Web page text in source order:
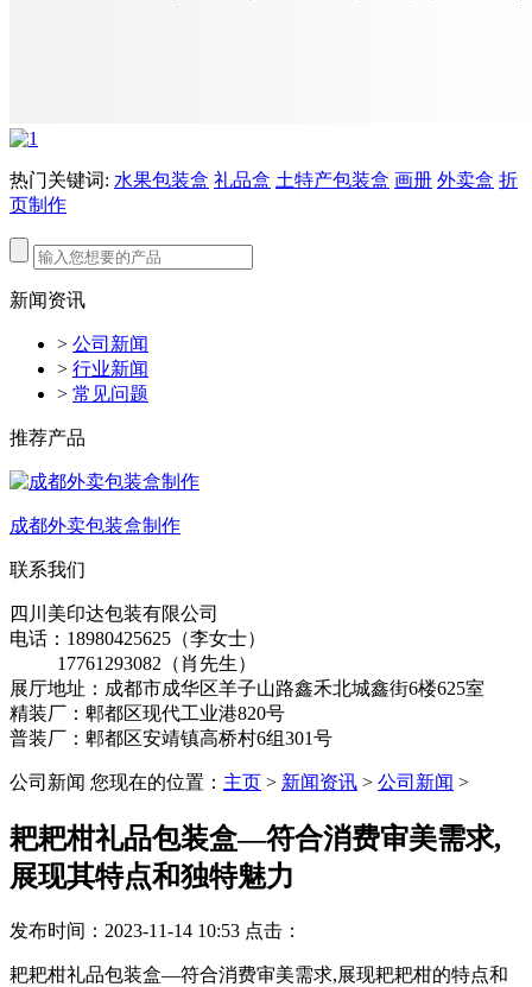
热门关键词: 水果包装盒 礼品盒 土特产包装盒 画册 外卖盒 折
页制作
新闻资讯
> 公司新闻
> 行业新闻
> 常见问题
推荐产品
成都外卖包装盒制作
联系我们
四川美印达包装有限公司
电话：18980425625（李女士）
17761293082（肖先生）
展厅地址：成都市成华区羊子山路鑫禾北城鑫街6楼625室
精装厂：郫都区现代工业港820号
普装厂：郫都区安靖镇高桥村6组301号
公司新闻 您现在的位置： 主页 > 新闻资讯 > 公司新闻 >
耙耙柑礼品包装盒—符合消费审美需求,
展现其特点和独特魅力
发布时间：2023-11-14 10:53 点击：
耙耙柑礼品包装盒—符合消费审美需求,展现耙耙柑的特点和